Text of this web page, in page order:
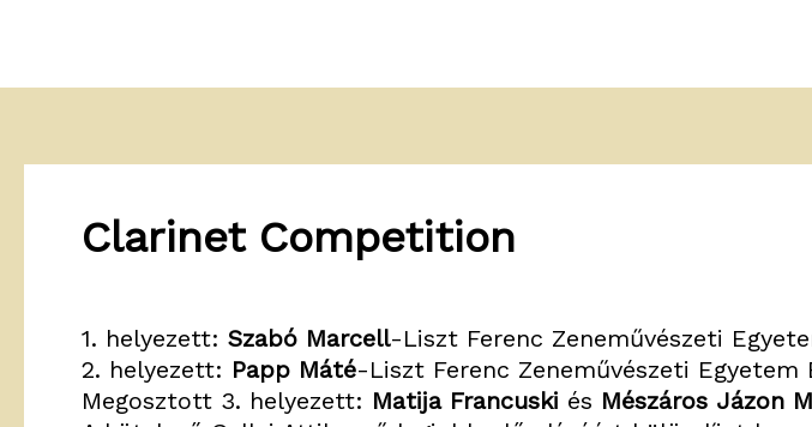
Clarinet Competition
1. helyezett: Szabó Marcell-Liszt Ferenc Zeneművészeti
2. helyezett: Papp Máté-Liszt Ferenc Zeneművészeti Egyetem
Megosztott 3. helyezett: Matija Francuski és Mészáros Jázon